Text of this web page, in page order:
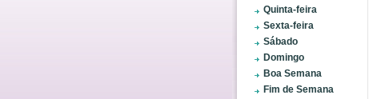
Quinta-feira
Sexta-feira
Sábado
Domingo
Boa Semana
Fim de Semana